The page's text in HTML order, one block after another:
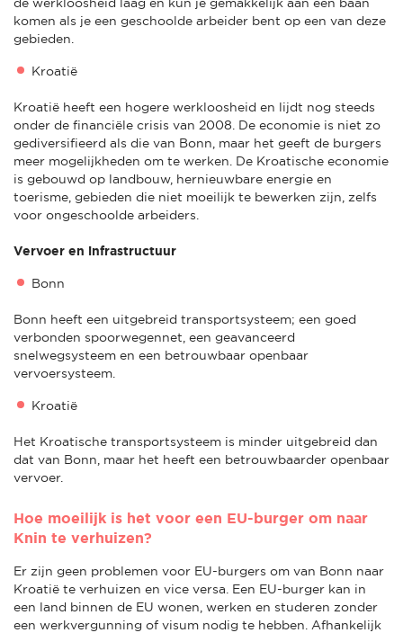
komen als je een geschoolde arbeider bent op een van deze
gebieden.
Kroatië
Kroatië heeft een hogere werkloosheid en lijdt nog steeds
onder de financiële crisis van 2008. De economie is niet zo
gediversifieerd als die van Bonn, maar het geeft de burgers
meer mogelijkheden om te werken. De Kroatische economie
is gebouwd op landbouw, hernieuwbare energie en
toerisme, gebieden die niet moeilijk te bewerken zijn, zelfs
voor ongeschoolde arbeiders.
Vervoer en infrastructuur
Bonn
Bonn heeft een uitgebreid transportsysteem; een goed
verbonden spoorwegennet, een geavanceerd
snelwegsysteem en een betrouwbaar openbaar
vervoersysteem.
Kroatië
Het Kroatische transportsysteem is minder uitgebreid dan
dat van Bonn, maar het heeft een betrouwbaarder openbaar
vervoer.
Hoe moeilijk is het voor een EU-burger om naar
Knin te verhuizen?
Er zijn geen problemen voor EU-burgers om van Bonn naar
Kroatië te verhuizen en vice versa. Een EU-burger kan in
een land binnen de EU wonen, werken en studeren zonder
een werkvergunning of visum nodig te hebben. Afhankelijk